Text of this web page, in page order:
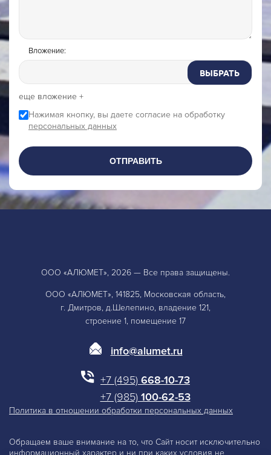
Вложение:
ВЫБРАТЬ
еще вложение +
Нажимая кнопку, вы даете согласие на обработку
персональных данных
ОТПРАВИТЬ
ООО «АЛЮМЕТ», 2026 — Все права защищены.
ООО «АЛЮМЕТ», 141825, Московская область,
г. Дмитров, д.Шелепино, владение 121,
строение 1, помещение 17
info@alumet.ru
+7 (495) 668-10-73
+7 (985)100-62-53
Политика в отношении обработки персональных данных
Обращаем ваше внимание на то, что Сайт носит исключительно
информационный характер и ни при каких условия не